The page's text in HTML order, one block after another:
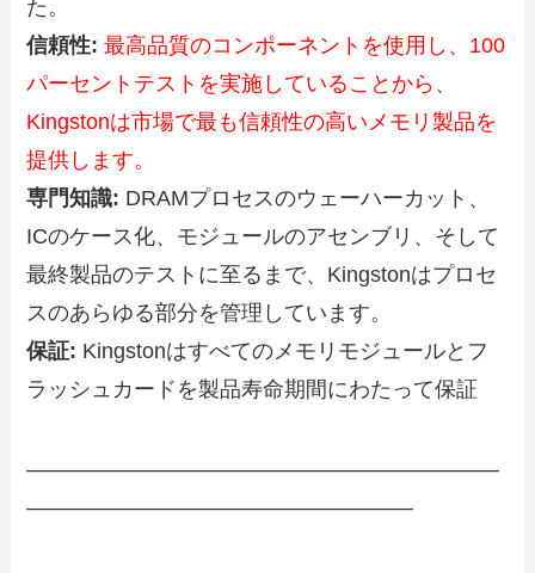
た。
信頼性: 最高品質のコンポーネントを使用し、100
パーセントテストを実施していることから、
Kingstonは市場で最も信頼性の高いメモリ製品を
提供します。
専門知識: DRAMプロセスのウェーハーカット、
ICのケース化、モジュールのアセンブリ、そして
最終製品のテストに至るまで、Kingstonはプロセ
スのあらゆる部分を管理しています。
保証: Kingstonはすべてのメモリモジュールとフ
ラッシュカードを製品寿命期間にわたって保証
――――――――――――――――――――――
――――――――――――――――――